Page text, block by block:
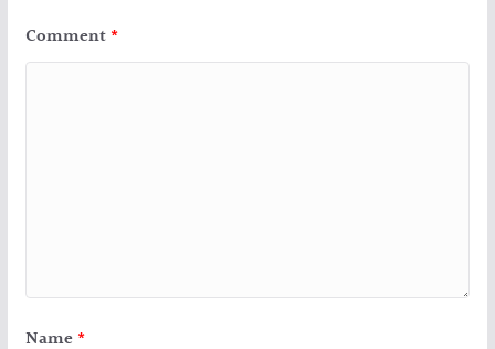
Comment *
Name *